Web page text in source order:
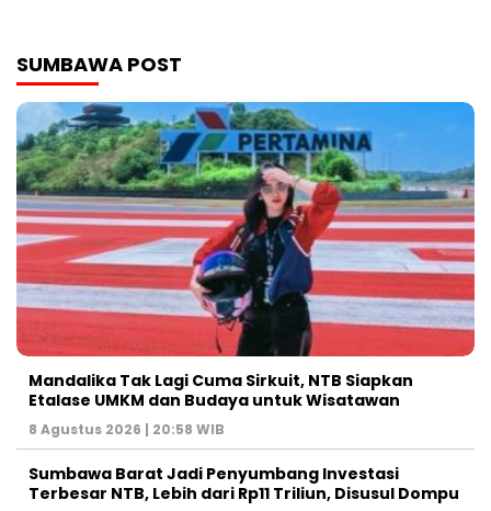
SUMBAWA POST
Mandalika Tak Lagi Cuma Sirkuit, NTB Siapkan
Etalase UMKM dan Budaya untuk Wisatawan
8 Agustus 2026 | 20:58 WIB
Sumbawa Barat Jadi Penyumbang Investasi
Terbesar NTB, Lebih dari Rp11 Triliun, Disusul Dompu